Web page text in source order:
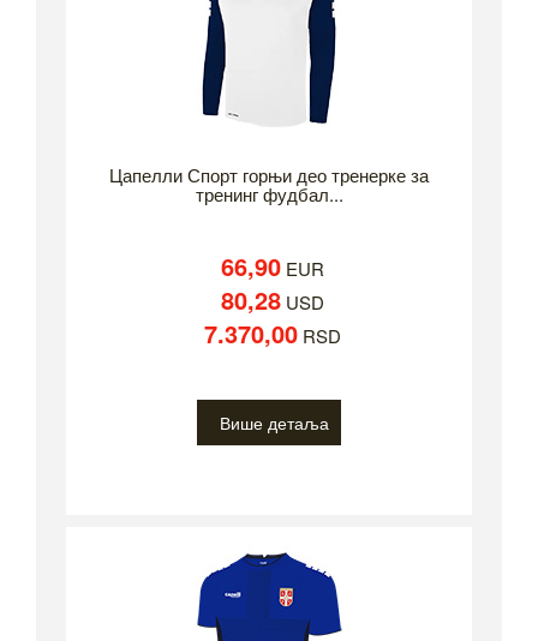
Цапелли Спорт горњи део тренерке за
тренинг фудбал...
66,90EUR
80,28USD
7.370,00RSD
Више детаља